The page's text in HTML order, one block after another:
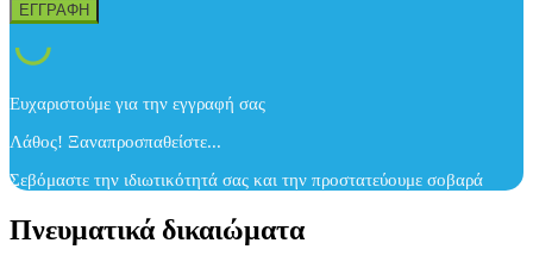
Ευχαριστούμε για την εγγραφή σας
Λάθος! Ξαναπροσπαθείστε...
Σεβόμαστε την ιδιωτικότητά σας και την προστατεύουμε σοβαρά
Πνευματικά δικαιώματα